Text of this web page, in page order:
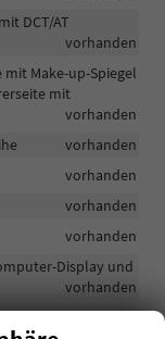
DCT/AT
vorhanden
Make-up-Spiegel
mit
vorhanden
vorhanden
vorhanden
vorhanden
vorhanden
Display und
vorhanden